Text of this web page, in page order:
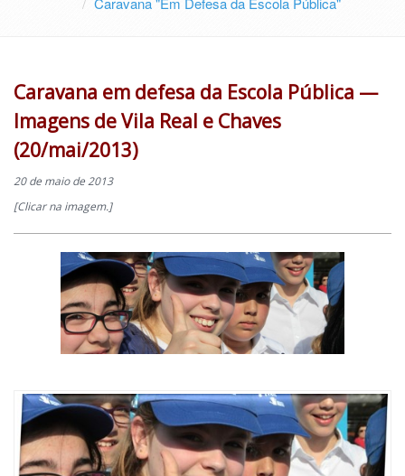
Caravana em defesa da Escola Pública —
Imagens de Vila Real e Chaves
(20/mai/2013)
20 de maio de 2013
[Clicar na imagem.]